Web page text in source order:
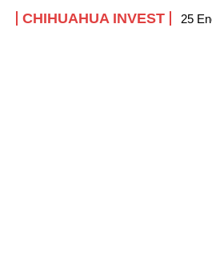
CHIHUAHUA INVEST 25